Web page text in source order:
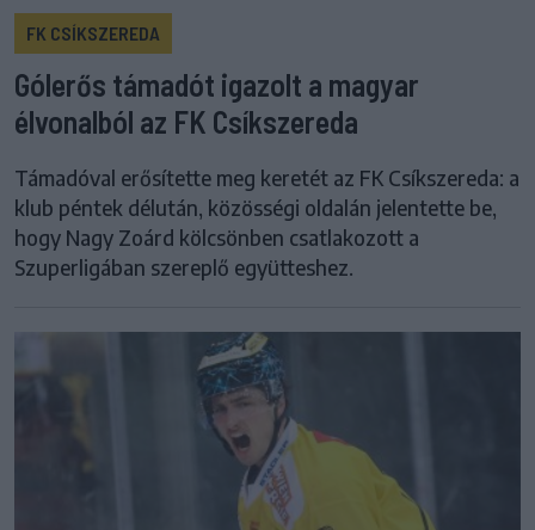
FK CSÍKSZEREDA
Gólerős támadót igazolt a magyar
élvonalból az FK Csíkszereda
Támadóval erősítette meg keretét az FK Csíkszereda: a
klub péntek délután, közösségi oldalán jelentette be,
hogy Nagy Zoárd kölcsönben csatlakozott a
Szuperligában szereplő együtteshez.